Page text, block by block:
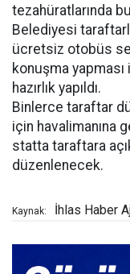
tezahüratlarında
Belediyesi
ücretsiz otobüs
konuşma yapması
hazırlık yapıldı.
Binlerce taraftar
için havalimanına
statta taraftara
düzenlenecek.
Kaynak: İhlas Haber